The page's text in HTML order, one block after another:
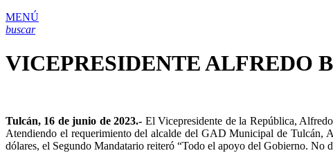
MENÚ
buscar
VICEPRESIDENTE ALFREDO
Tulcán, 16 de junio de 2023.- El Vicepresidente de la República,
Atendiendo el requerimiento del alcalde del GAD Municipal de Tulcán,
dólares, el Segundo Mandatario reiteró “Todo el apoyo del Gobierno. No